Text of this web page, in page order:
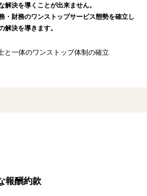
解決を導くことが出来ません。
・財務のワンストップサービス態勢を確立し
解決を導きます。
報酬約款